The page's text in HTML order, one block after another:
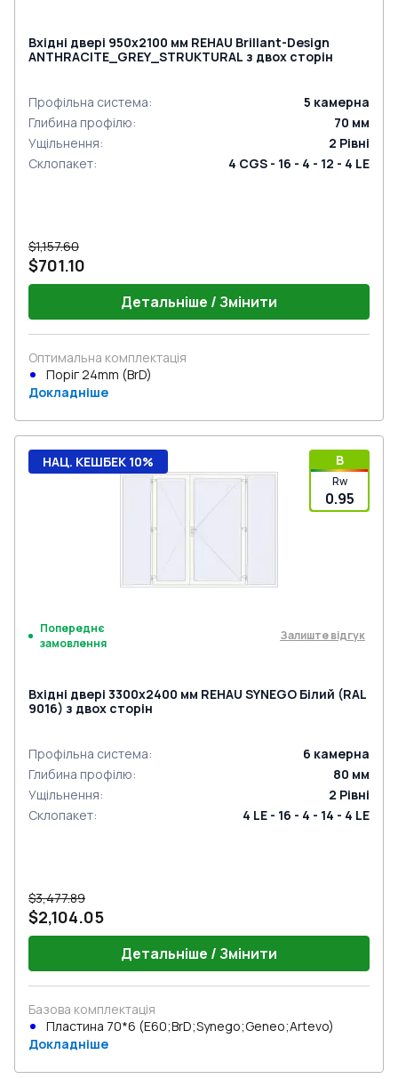
Вхідні двері 950x2100 мм REHAU Brillant-Design
ANTHRACITE_GREY_STRUKTURAL з двох сторін
Профільна система: 5 камерна
Глибина профілю: 70 мм
Ущільнення: 2 Рівні
Склопакет: 4 CGS - 16 - 4 - 12 - 4 LE
$1,157.60
$701.10
Детальніше / Змінити
Оптимальна комплектація
Поріг 24mm (BrD)
Докладніше
B
Rw
0.95
НАЦ. КЕШБЕК 10%
Попереднє
замовлення
Залиште відгук
Вхідні двері 3300x2400 мм REHAU SYNEGO Білий (RAL
9016) з двох сторін
Профільна система: 6 камерна
Глибина профілю: 80 мм
Ущільнення: 2 Рівні
Склопакет: 4 LE - 16 - 4 - 14 - 4 LE
$3,477.89
$2,104.05
Детальніше / Змінити
Базова комплектація
Пластина 70*6 (E60;BrD;Synego;Geneo;Artevo)
Докладніше